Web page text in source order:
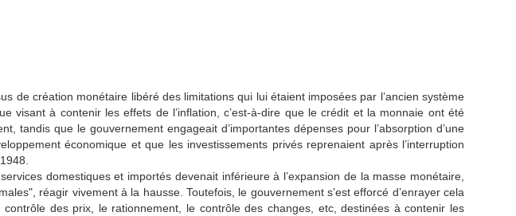
de création monétaire libéré des limitations qui lui étaient imposées par l’ancien système
visant à contenir les effets de l’inflation, c’est-à-dire que le crédit et la monnaie ont été
tandis que le gouvernement engageait d’importantes dépenses pour l’absorption d’une
économique et que les investissements privés reprenaient après l’interruption
domestiques et importés devenait inférieure à l’expansion de la masse monétaire,
réagir vivement à la hausse. Toutefois, le gouvernement s’est efforcé d’enrayer cela
des prix, le rationnement, le contrôle des changes, etc, destinées à contenir les